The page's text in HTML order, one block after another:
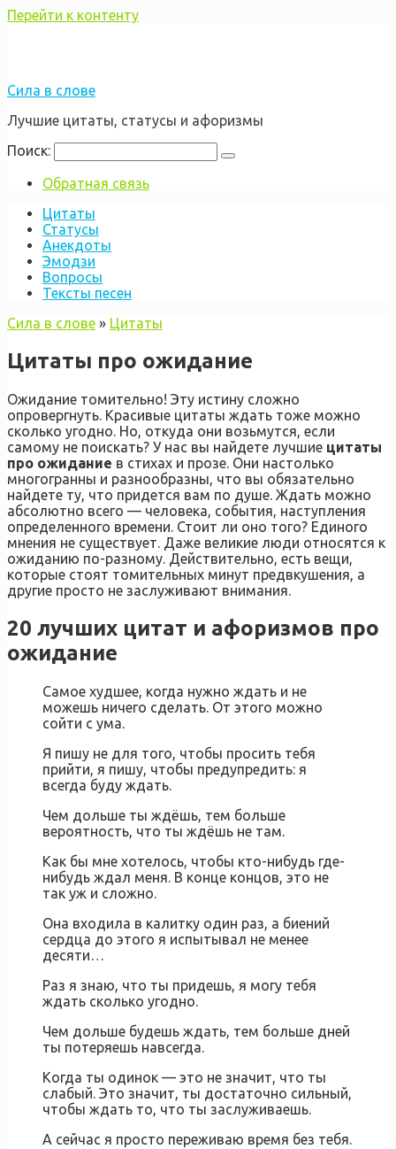
Перейти к контенту
Сила в слове
Лучшие цитаты, статусы и афоризмы
Поиск:
Обратная связь
Цитаты
Статусы
Анекдоты
Эмодзи
Вопросы
Тексты песен
Сила в слове » Цитаты
Цитаты про ожидание
Ожидание томительно! Эту истину сложно
опровергнуть. Красивые цитаты ждать тоже можно
сколько угодно. Но, откуда они возьмутся, если
самому не поискать? У нас вы найдете лучшие цитаты
про ожидание в стихах и прозе. Они настолько
многогранны и разнообразны, что вы обязательно
найдете ту, что придется вам по душе. Ждать можно
абсолютно всего — человека, события, наступления
определенного времени. Стоит ли оно того? Единого
мнения не существует. Даже великие люди относятся к
ожиданию по-разному. Действительно, есть вещи,
которые стоят томительных минут предвкушения, а
другие просто не заслуживают внимания.
20 лучших цитат и афоризмов про
ожидание
Самое худшее, когда нужно ждать и не
можешь ничего сделать. От этого можно
сойти с ума.
Я пишу не для того, чтобы просить тебя
прийти, я пишу, чтобы предупредить: я
всегда буду ждать.
Чем дольше ты ждёшь, тем больше
вероятность, что ты ждёшь не там.
Как бы мне хотелось, чтобы кто-нибудь где-
нибудь ждал меня. В конце концов, это не
так уж и сложно.
Она входила в калитку один раз, а биений
сердца до этого я испытывал не менее
десяти…
Раз я знаю, что ты придешь, я могу тебя
ждать сколько угодно.
Чем дольше будешь ждать, тем больше дней
ты потеряешь навсегда.
Когда ты одинок — это не значит, что ты
слабый. Это значит, ты достаточно сильный,
чтобы ждать то, что ты заслуживаешь.
А сейчас я просто переживаю время без тебя.